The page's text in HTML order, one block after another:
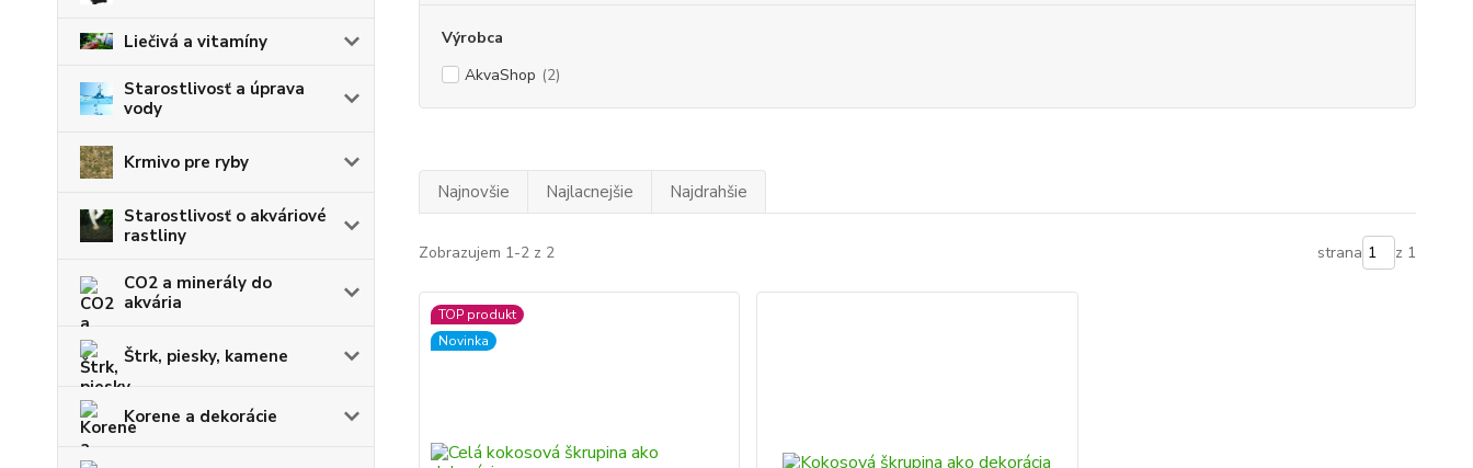
Liečivá a vitamíny
Starostlivosť a úprava
vody
Krmivo pre ryby
Starostlivosť o akváriové
rastliny
CO2 a minerály do
akvária
Štrk, piesky, kamene
Korene a dekorácie
Výrobca
AkvaShop (2)
Najnovšie Najlacnejšie Najdrahšie
Zobrazujem 1-2 z 2 strana z 1
TOP produkt
Novinka